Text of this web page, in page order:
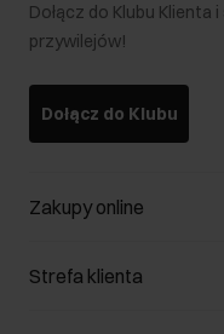
Dołącz do Klubu
przywilejów!
Dołącz do Klubu
Zakupy online
Zarządzaj cookies
Strefa klienta